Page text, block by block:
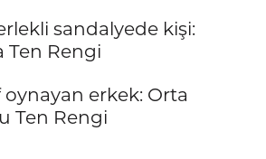
sandalyede kişi:
Ten Rengi
oynayan erkek: Orta
Ten Rengi